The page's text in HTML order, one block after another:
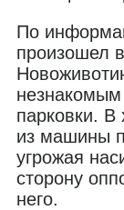
По
произошел
парковки. В
из машины
угрожая
сторону
него.